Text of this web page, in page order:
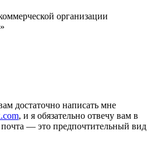
организации
достаточно написать мне
, и я обязательно отвечу вам в
— это предпочтительный вид